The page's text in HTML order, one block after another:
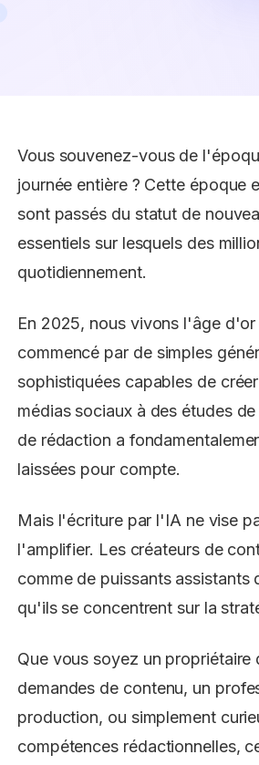
Vous souvenez-vous de
journée entière ? Cette époque
sont passés du statut de
essentiels sur lesquels des
quotidiennement.
En 2025, nous vivons l'âge
commencé par de simples
sophistiquées capables de
médias sociaux à des études
de rédaction a
laissées pour compte.
Mais l'écriture par l'IA ne vise
l'amplifier. Les créateurs de
comme de puissants assistants
qu'ils se concentrent sur la
Que vous soyez un
demandes de contenu, un
production, ou simplement
compétences rédactionnelles,